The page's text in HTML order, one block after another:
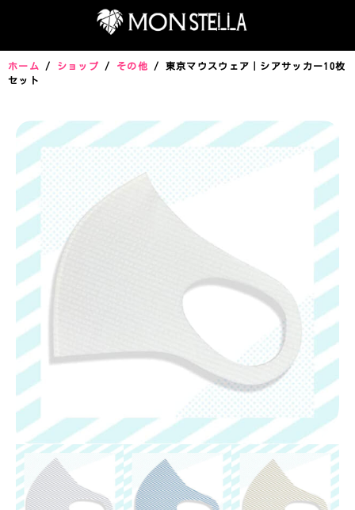
ホーム / ショップ / その他 / 東京マウスウェア｜シアサッカー10枚
セット